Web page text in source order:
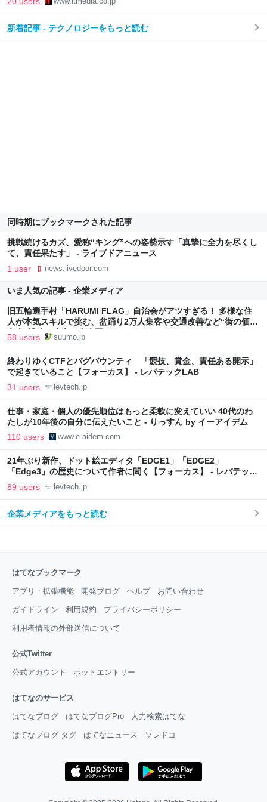
新着記事 - テクノロジーをもっと読む
同時期にブックマークされた記事
挑戦続けるカズ、愛称“キング”への姿勢示す「真摯に全力を尽くし
て、責任果たす」 - ライブドアニュース
1 user news.livedoor.com
いま人気の記事 - 企業メディア
旧五輪選手村「HARUMI FLAG」自治会がアツすぎる！ 多様な住
人が本気スキルで挑む、盆踊り2万人集客や交通改善など“街の価値
向上”戦略 東京・中央区
58 users suumo.jp
終わりゆくCTFとバグバウンティ 「競技、賞金、責任ある開示」
で起きていること【フォーカス】 - レバテックLAB
31 users levtech.jp
仕事・家庭・個人の優先順位はもっと柔軟に変えていい 40代のわ
たしが10年後の自分に伝えたいこと - りっすん by イーアイデム
110 users www.e-aidem.com
21年ぶり新作、ドット絵エディタ「EDGE1」「EDGE2」
「Edge3」の歴史について作者に聞く【フォーカス】 - レバテック
LAB
89 users levtech.jp
企業メディアをもっと読む
はてなブックマーク
アプリ・拡張機能 開発ブログ ヘルプ お問い合わせ
ガイドライン 利用規約 プライバシーポリシー
利用者情報の外部送信について
公式Twitter
公式アカウント ホットエントリー
はてなのサービス
はてなブログ はてなブログPro 人力検索はてな
はてなブログ タグ はてなニュース ソレドコ